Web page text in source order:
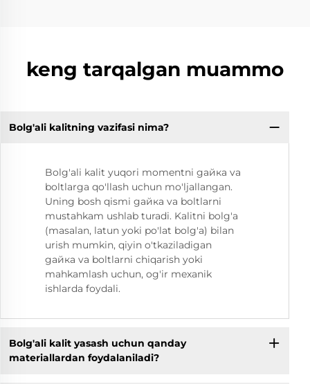
keng tarqalgan muammo
Bolg'ali kalitning vazifasi nima?
Bolg'ali kalit yuqori momentni gайка va
boltlarga qo'llash uchun mo'ljallangan.
Uning bosh qismi gайка va boltlarni
mustahkam ushlab turadi. Kalitni bolg'a
(masalan, latun yoki po'lat bolg'a) bilan
urish mumkin, qiyin o'tkaziladigan
gайка va boltlarni chiqarish yoki
mahkamlash uchun, og'ir mexanik
ishlarda foydali.
Bolg'ali kalit yasash uchun qanday
materiallardan foydalaniladi?